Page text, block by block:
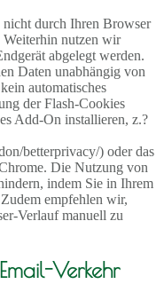
durch Ihren Browser
Weiterhin nutzen wir
abgelegt werden.
Daten unabhängig von
automatisches
der Flash-Cookies
Add-On installieren, z.?
betterprivacy/) oder das
Die Nutzung von
indem Sie in Ihrem
empfehlen wir,
Verlauf manuell zu
Verkehr